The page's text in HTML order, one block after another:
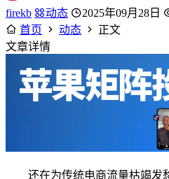
firekb 动态 2025年09月28日
首页
动态
正文
文章详情
还在为传统电商流量枯竭发